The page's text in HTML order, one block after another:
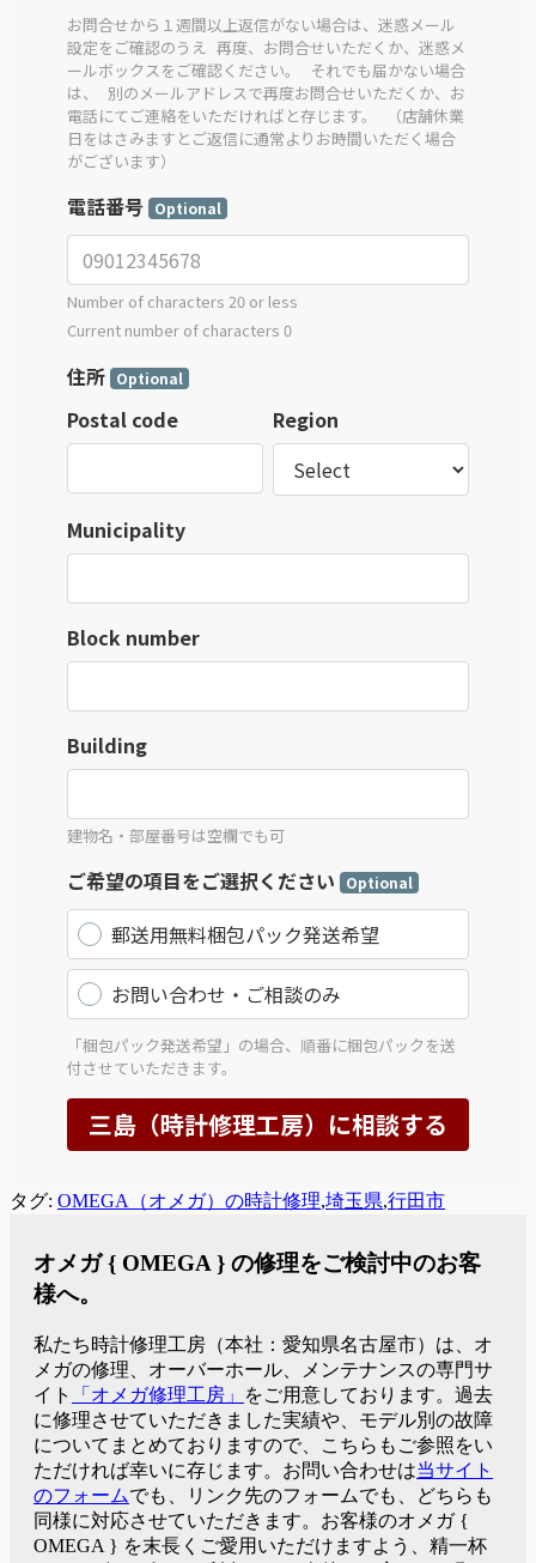
タグ: OMEGA（オメガ）の時計修理,埼玉県,行田市
オメガ { OMEGA } の修理をご検討中のお客
様へ。
私たち時計修理工房（本社：愛知県名古屋市）は、オ
メガの修理、オーバーホール、メンテナンスの専門サ
イト
「オメガ修理工房」
をご用意しております。過去
に修理させていただきました実績や、モデル別の故障
についてまとめておりますので、こちらもご参照をい
ただければ幸いに存じます。お問い合わせは当サイト
のフォームでも、リンク先のフォームでも、どちらも
同様に対応させていただきます。お客様のオメガ {
OMEGA } を末長くご愛用いただけますよう、精一杯